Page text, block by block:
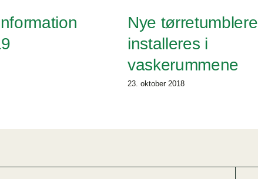
Nye tørretumblere
installeres i
vaskerummene
23. oktober 2018